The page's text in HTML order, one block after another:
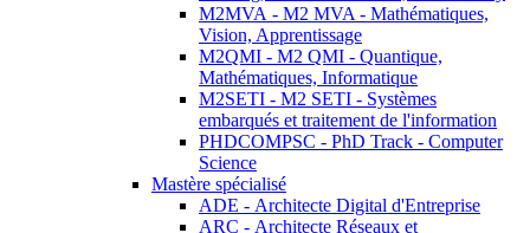
M2MVA - M2 MVA - Mathématiques,
Vision, Apprentissage
M2QMI - M2 QMI - Quantique,
Mathématiques, Informatique
M2SETI - M2 SETI - Systèmes
embarqués et traitement de l'information
PHDCOMPSC - PhD Track - Computer
Science
Mastère spécialisé
ADE - Architecte Digital d'Entreprise
ARC - Architecte Réseaux et